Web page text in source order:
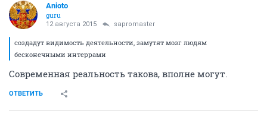
Anioto
guru
12 августа 2015 sapromaster
создадут видимость деятельности, замутят мозг людям
бесконечными интеррами
Современная реальность такова, вполне могут.
ОТВЕТИТЬ